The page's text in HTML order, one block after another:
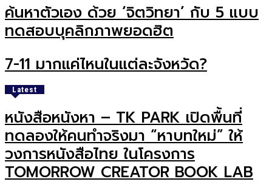
ค้นหาตัวเอง ด้วย ‘จิตวิทยา’ กับ 5 แบบ
ทดสอบบุคลิกภาพยอดฮิต
7-11 มากแค่ไหนในแต่ละจังหวัด?
Latest
หนังสือหนังหา – TK PARK เปิดพื้นที่
ทดลองให้คนทำจริงมา “หาบทใหม่” ให้
วงการหนังสือไทย ในโครงการ
TOMORROW CREATOR BOOK LAB